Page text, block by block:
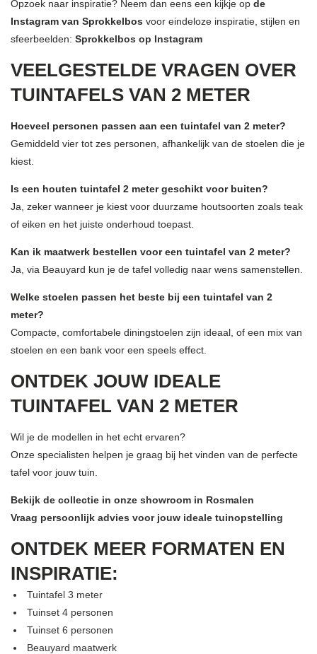
Opzoek naar inspiratie? Neem dan eens een kijkje op de
Instagram van Sprokkelbos voor eindeloze inspiratie, stijlen en
sfeerbeelden: Sprokkelbos op Instagram
VEELGESTELDE VRAGEN OVER
TUINTAFELS VAN 2 METER
Hoeveel personen passen aan een tuintafel van 2 meter?
Gemiddeld vier tot zes personen, afhankelijk van de stoelen die je
kiest.
Is een houten tuintafel 2 meter geschikt voor buiten?
Ja, zeker wanneer je kiest voor duurzame houtsoorten zoals teak
of eiken en het juiste onderhoud toepast.
Kan ik maatwerk bestellen voor een tuintafel van 2 meter?
Ja, via Beauyard kun je de tafel volledig naar wens samenstellen.
Welke stoelen passen het beste bij een tuintafel van 2
meter?
Compacte, comfortabele diningstoelen zijn ideaal, of een mix van
stoelen en een bank voor een speels effect.
ONTDEK JOUW IDEALE
TUINTAFEL VAN 2 METER
Wil je de modellen in het echt ervaren?
Onze specialisten helpen je graag bij het vinden van de perfecte
tafel voor jouw tuin.
Bekijk de collectie in onze showroom in Rosmalen
Vraag persoonlijk advies voor jouw ideale tuinopstelling
ONTDEK MEER FORMATEN EN
INSPIRATIE:
Tuintafel 3 meter
Tuinset 4 personen
Tuinset 6 personen
Beauyard maatwerk